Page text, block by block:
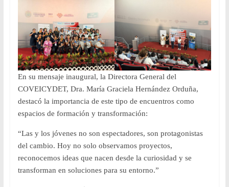
En su mensaje inaugural, la Directora General del
COVEICYDET, Dra. María Graciela Hernández Orduña,
destacó la importancia de este tipo de encuentros como
espacios de formación y transformación:
“Las y los jóvenes no son espectadores, son protagonistas
del cambio. Hoy no solo observamos proyectos,
reconocemos ideas que nacen desde la curiosidad y se
transforman en soluciones para su entorno.”